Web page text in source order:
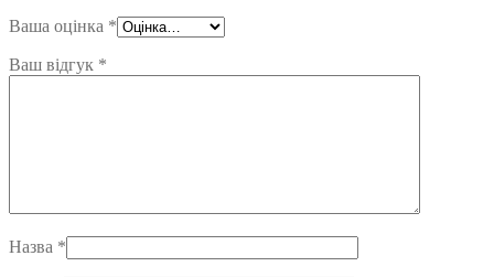
Ваша оцінка *
Ваш відгук *
Назва *